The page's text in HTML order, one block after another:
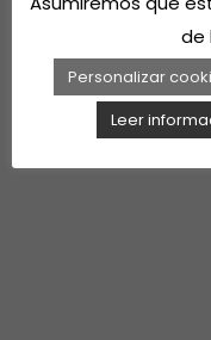
de
Personalizar
Leer